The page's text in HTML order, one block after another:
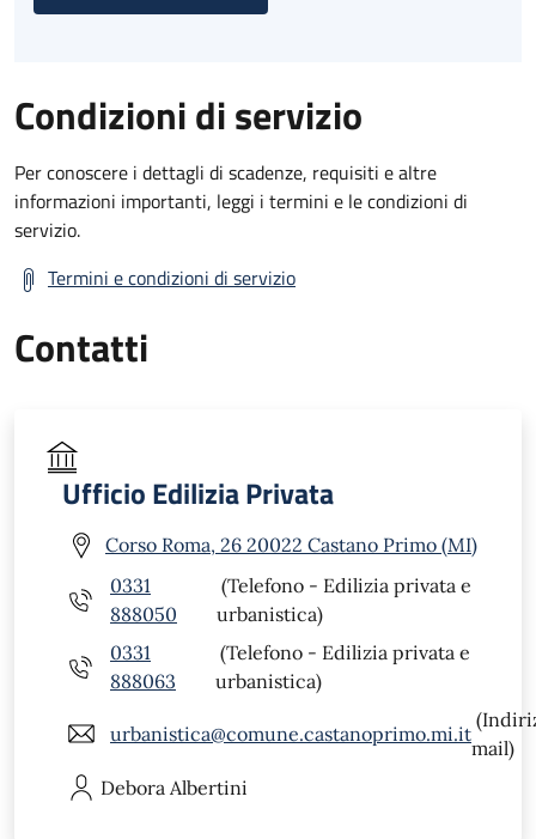
Condizioni di servizio
Per conoscere i dettagli di scadenze, requisiti e altre
informazioni importanti, leggi i termini e le condizioni di
servizio.
Termini e condizioni di servizio
Contatti
Ufficio Edilizia Privata
Corso Roma, 26 20022 Castano Primo (MI)
0331
888050
(Telefono - Edilizia privata e
urbanistica)
0331
888063
(Telefono - Edilizia privata e
urbanistica)
urbanistica@comune.castanoprimo.mi.it
mail)
Debora Albertini